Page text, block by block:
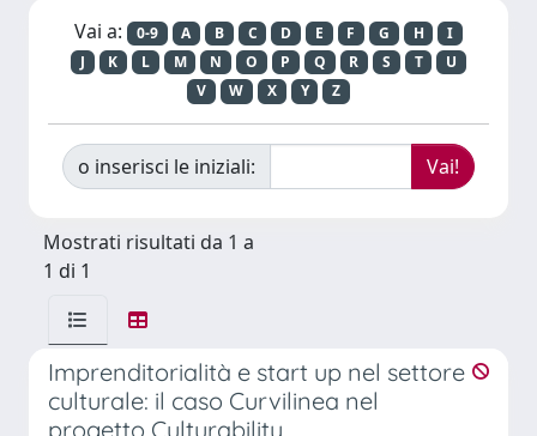
Vai a: 0-9 A B C D E F G H
I
J
K L M N O P Q R S T
U
V
W X Y Z
o inserisci le iniziali:
Mostrati risultati da 1 a
1 di 1
Imprenditorialità e start up nel settore
culturale: il caso Curvilinea nel
progetto Culturability